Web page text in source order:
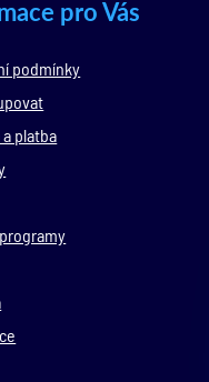
pro Vás
podmínky
platba